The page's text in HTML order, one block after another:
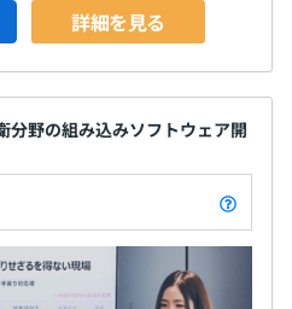
詳細を見る
分野の組み込みソフトウェア開